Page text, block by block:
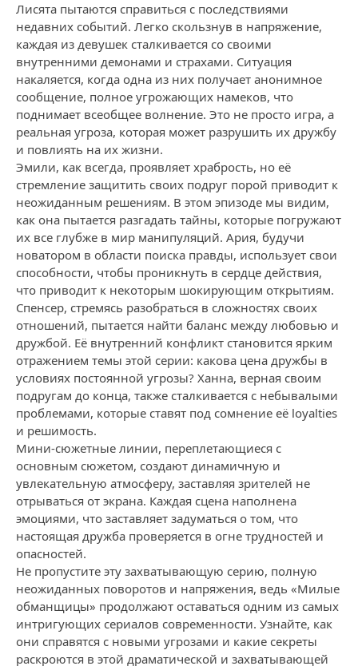
Лисята пытаются справиться с последствиями
недавних событий. Легко скользнув в напряжение,
каждая из девушек сталкивается со своими
внутренними демонами и страхами. Ситуация
накаляется, когда одна из них получает анонимное
сообщение, полное угрожающих намеков, что
поднимает всеобщее волнение. Это не просто игра, а
реальная угроза, которая может разрушить их дружбу
и повлиять на их жизни.
Эмили, как всегда, проявляет храбрость, но её
стремление защитить своих подруг порой приводит к
неожиданным решениям. В этом эпизоде мы видим,
как она пытается разгадать тайны, которые погружают
их все глубже в мир манипуляций. Ария, будучи
новатором в области поиска правды, использует свои
способности, чтобы проникнуть в сердце действия,
что приводит к некоторым шокирующим открытиям.
Спенсер, стремясь разобраться в сложностях своих
отношений, пытается найти баланс между любовью и
дружбой. Её внутренний конфликт становится ярким
отражением темы этой серии: какова цена дружбы в
условиях постоянной угрозы? Ханна, верная своим
подругам до конца, также сталкивается с небывалыми
проблемами, которые ставят под сомнение её loyalties
и решимость.
Мини-сюжетные линии, переплетающиеся с
основным сюжетом, создают динамичную и
увлекательную атмосферу, заставляя зрителей не
отрываться от экрана. Каждая сцена наполнена
эмоциями, что заставляет задуматься о том, что
настоящая дружба проверяется в огне трудностей и
опасностей.
Не пропустите эту захватывающую серию, полную
неожиданных поворотов и напряжения, ведь «Милые
обманщицы» продолжают оставаться одним из самых
интригующих сериалов современности. Узнайте, как
они справятся с новыми угрозами и какие секреты
раскроются в этой драматической и захватывающей